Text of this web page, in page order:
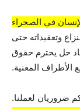
في الصحراء
وتعقيداته حتى
حل يحترم حقوق
الأطراف المعنية.
ضروريان لعملنا.